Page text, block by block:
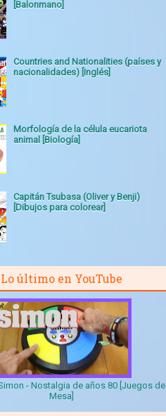
[Balonmano]
Countries and Nationalities (países y
nacionalidades) [Inglés]
Morfología de la célula eucariota
animal [Biología]
Capitán Tsubasa (Oliver y Benji)
[Dibujos para colorear]
Lo último en YouTube
- Nostalgia de años 80 [Juegos de
Mesa]